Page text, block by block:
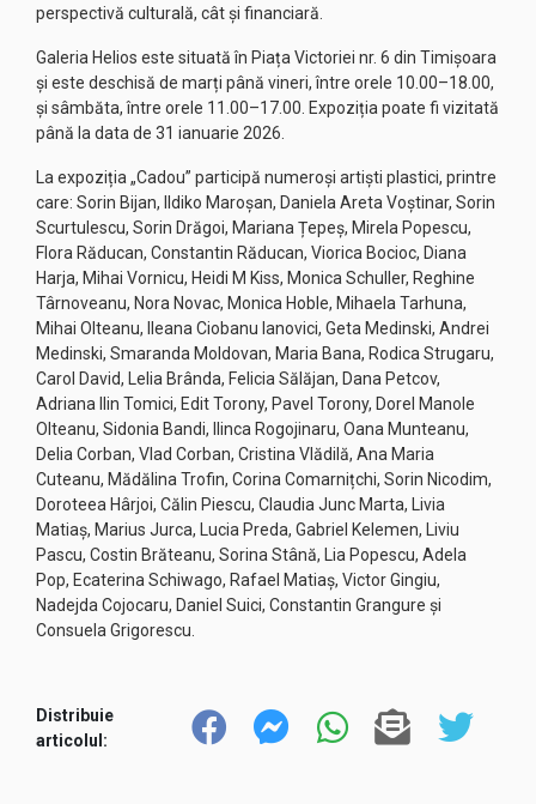
perspectivă culturală, cât și financiară.
Galeria Helios este situată în Piața Victoriei nr. 6 din Timișoara
și este deschisă de marți până vineri, între orele 10.00–18.00,
și sâmbăta, între orele 11.00–17.00. Expoziția poate fi vizitată
până la data de 31 ianuarie 2026.
La expoziția „Cadou” participă numeroși artiști plastici, printre
care: Sorin Bijan, Ildiko Maroșan, Daniela Areta Voștinar, Sorin
Scurtulescu, Sorin Drăgoi, Mariana Țepeș, Mirela Popescu,
Flora Răducan, Constantin Răducan, Viorica Bocioc, Diana
Harja, Mihai Vornicu, Heidi M Kiss, Monica Schuller, Reghine
Târnoveanu, Nora Novac, Monica Hoble, Mihaela Tarhuna,
Mihai Olteanu, Ileana Ciobanu Ianovici, Geta Medinski, Andrei
Medinski, Smaranda Moldovan, Maria Bana, Rodica Strugaru,
Carol David, Lelia Brânda, Felicia Sălăjan, Dana Petcov,
Adriana Ilin Tomici, Edit Torony, Pavel Torony, Dorel Manole
Olteanu, Sidonia Bandi, Ilinca Rogojinaru, Oana Munteanu,
Delia Corban, Vlad Corban, Cristina Vlădilă, Ana Maria
Cuteanu, Mădălina Trofin, Corina Comarnițchi, Sorin Nicodim,
Doroteea Hârjoi, Călin Piescu, Claudia Junc Marta, Livia
Matiaș, Marius Jurca, Lucia Preda, Gabriel Kelemen, Liviu
Pascu, Costin Brăteanu, Sorina Stână, Lia Popescu, Adela
Pop, Ecaterina Schiwago, Rafael Matiaș, Victor Gingiu,
Nadejda Cojocaru, Daniel Suici, Constantin Grangure și
Consuela Grigorescu.
Distribuie
articolul: